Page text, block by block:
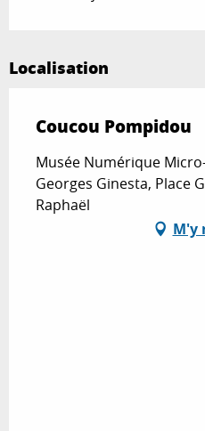
Localisation
Coucou Pompidou
Musée Numérique
Georges Ginesta, Place
Raphaël
M'y